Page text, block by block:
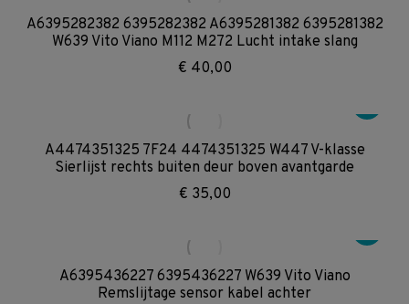
A6395282382 6395282382 A6395281382 6395281382
W639 Vito Viano M112 M272 Lucht intake slang
€ 40,00
A4474351325 7F24 4474351325 W447 V-klasse
Sierlijst rechts buiten deur boven avantgarde
€ 35,00
A6395436227 6395436227 W639 Vito Viano
Remslijtage sensor kabel achter